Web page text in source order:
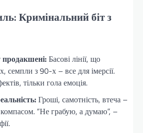
Кримінальний біт з
продакшені:Басові лінії, що
семпли з 90-х – все для імерсії.
тільки гола емоція.
Гроші, самотність, втеча –
“Не грабую, а думаю”, –